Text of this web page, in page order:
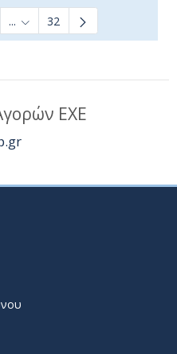
... Ενδιάμεσες σελίδες Use
32
ΕΧΕ